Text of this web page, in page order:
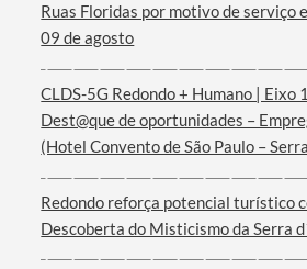
Filtros
Ruas Floridas por motivo de serviço
09 de agosto
CLDS-5G Redondo + Humano | Eixo
Dest@que de oportunidades –
(Hotel Convento de São Paulo –
Redondo reforça potencial turístico
Descoberta do Misticismo da Serra